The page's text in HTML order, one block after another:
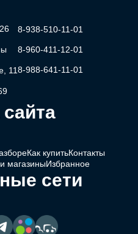
11
8-938-510-11-01
8-960-411-12-01
8-988-641-11-01
Как купитьКонтакты
магазиныИзбранное
сети